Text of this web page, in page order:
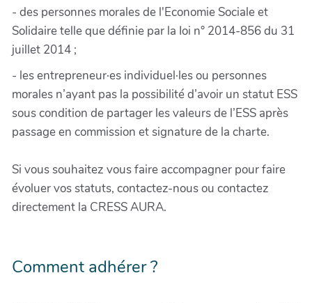
- des personnes morales de l'Economie Sociale et
Solidaire telle que définie par la Ioi n° 2014-856 du 31
juillet 2014 ;
- les entrepreneur·es individuel·les ou personnes
morales n’ayant pas la possibilité d’avoir un statut ESS
sous condition de partager les valeurs de l’ESS après
passage en commission et signature de la charte.
Si vous souhaitez vous faire accompagner pour faire
évoluer vos statuts, contactez-nous ou contactez
directement la CRESS AURA.
Comment adhérer ?